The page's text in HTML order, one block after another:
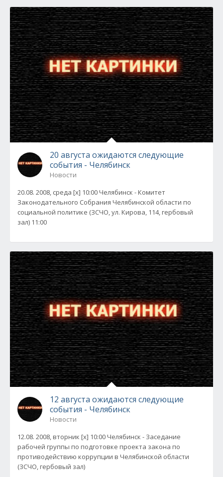
20 августа ожидаются следующие
события - Челябинск
Новости
20.08. 2008, среда [x] 10:00 Челябинск - Комитет
Законодательного Собрания Челябинской области по
социальной политике (ЗСЧО, ул. Кирова, 114, гербовый
зал) 11:00
12 августа ожидаются следующие
события - Челябинск
Новости
12.08. 2008, вторник [x] 10:00 Челябинск - Заседание
рабочей группы по подготовке проекта закона по
противодействию коррупции в Челябинской области
(ЗСЧО, гербовый зал)